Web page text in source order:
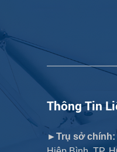
Thông Tin
►Trụ sở chính: